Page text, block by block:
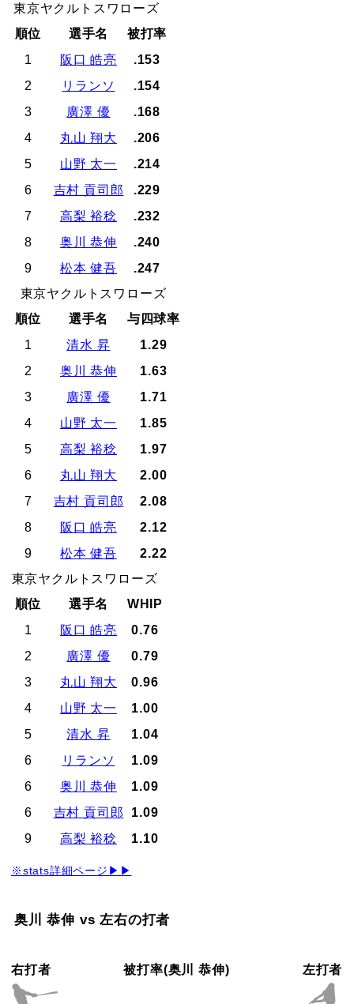
東京ヤクルトスワローズ
順位
選手名
被打率
1
阪口 皓亮
.153
2
リランソ
.154
3
廣澤 優
.168
4
丸山 翔大
.206
5
山野 太一
.214
6
吉村 貢司郎
.229
7
高梨 裕稔
.232
8
奥川 恭伸
.240
9
松本 健吾
.247
東京ヤクルトスワローズ
順位
選手名
与四球率
1
清水 昇
1.29
2
奥川 恭伸
1.63
3
廣澤 優
1.71
4
山野 太一
1.85
5
高梨 裕稔
1.97
6
丸山 翔大
2.00
7
吉村 貢司郎
2.08
8
阪口 皓亮
2.12
9
松本 健吾
2.22
東京ヤクルトスワローズ
順位
選手名
WHIP
1
阪口 皓亮
0.76
2
廣澤 優
0.79
3
丸山 翔大
0.96
4
山野 太一
1.00
5
清水 昇
1.04
6
リランソ
1.09
6
奥川 恭伸
1.09
6
吉村 貢司郎
1.09
9
高梨 裕稔 1.10
※stats詳細ページ▶▶
奥川 恭伸 vs 左右の打者
右打者 被打率(奥川 恭伸) 左打者